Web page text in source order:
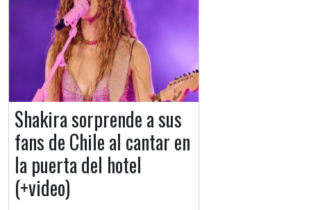
Shakira sorprende a sus
fans de Chile al cantar en
la puerta del hotel
(+video)